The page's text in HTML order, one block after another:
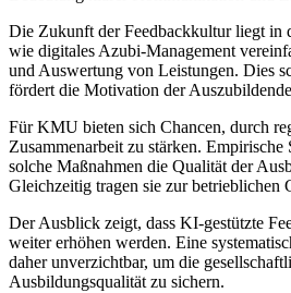
Die Zukunft der Feedbackkultur liegt in
wie digitales Azubi-Management
und Auswertung von Leistungen. Dies
fördert die Motivation der
Für KMU bieten sich Chancen, durch
Zusammenarbeit zu stärken. Empirische
solche Maßnahmen die Qualität der
Gleichzeitig tragen sie zur betrieblichen
Der Ausblick zeigt, dass KI-gestützte
weiter erhöhen werden. Eine
daher unverzichtbar, um die
Ausbildungsqualität zu sichern.